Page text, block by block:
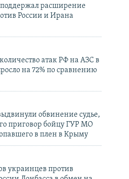
расширение
России и Ирана
атак РФ на АЗС в
на 72% по сравнению
обвинение судье,
приговор бойцу ГУР МО
в плен в Крыму
украинцев против